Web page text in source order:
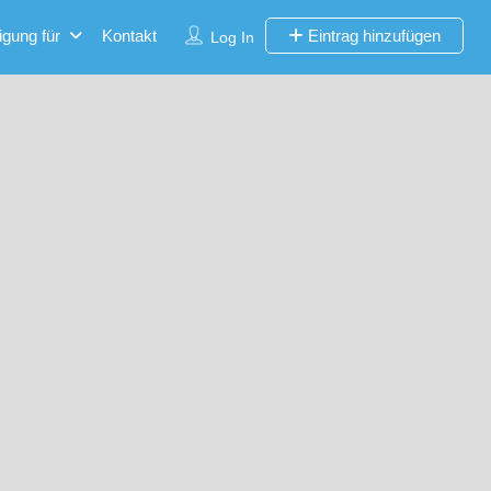
Log In Eintrag hinzufügen
für Kontakt